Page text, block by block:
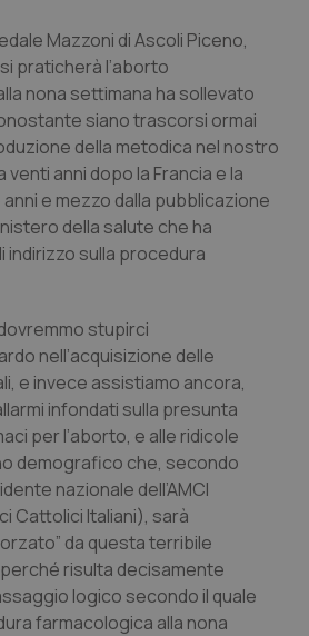
coronaropatie
Mazzoni di Ascoli Piceno,
praticherà l’aborto
nona settimana ha sollevato
siano trascorsi ormai
della metodica nel nostro
anni dopo la Francia e la
e mezzo dalla pubblicazione
della salute che ha
indirizzo sulla procedura
stupirci
nell’acquisizione delle
e invece assistiamo ancora,
infondati sulla presunta
per l’aborto, e alle ridicole
demografico che, secondo
nazionale dell’AMCI
Cattolici Italiani), sarà
da questa terribile
perché risulta decisamente
logico secondo il quale
farmacologica alla nona